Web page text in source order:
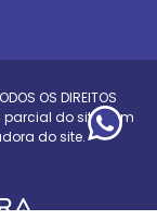
OS DIREITOS
parcial do site, sem
do site.